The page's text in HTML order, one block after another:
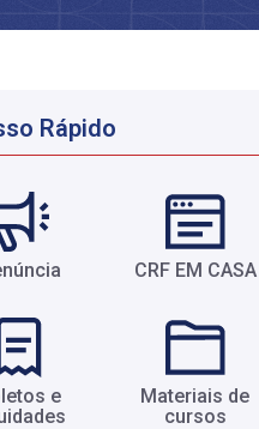
Rápido
CRF EM CASA
e
Materiais de
cursos​